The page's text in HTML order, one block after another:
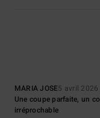
MARIA JOSE5 avril 2026
Une coupe parfaite, un
irréprochable